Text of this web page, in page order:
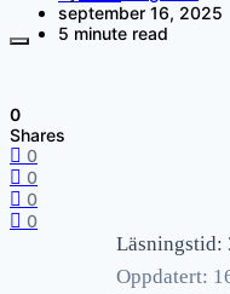
september 16, 2025
5 minute read
0
Shares
0
0
0
0
Läsningstid:
Oppdatert: